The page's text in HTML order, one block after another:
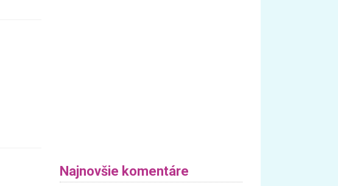
Najnovšie komentáre